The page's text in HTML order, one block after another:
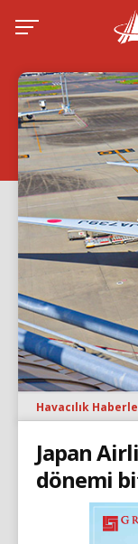
Havacılık
Japan
dönemi